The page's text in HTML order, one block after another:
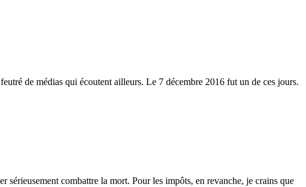
de médias qui écoutent ailleurs. Le 7 décembre 2016 fut un de ces jours.
sérieusement combattre la mort. Pour les impôts, en revanche, je crains que